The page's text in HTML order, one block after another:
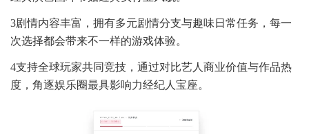
3剧情内容丰富，拥有多元剧情分支与趣味日常任务，每一
次选择都会带来不一样的游戏体验。
4支持全球玩家共同竞技，通过对比艺人商业价值与作品热
度，角逐娱乐圈最具影响力经纪人宝座。